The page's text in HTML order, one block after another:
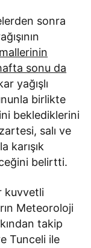
sonra
sonu da
yağışlı
birlikte
beklediklerini
salı ve
karışık
belirtti.
kuvvetli
Meteoroloji
takip
Tunceli ile